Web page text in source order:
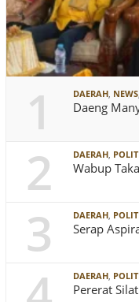
1 DAERAH, NEWS,
Daeng
2 DAERAH,
Wabup
3 DAERAH,
Serap
DAERAH,
Pererat